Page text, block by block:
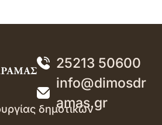
25213 50600
info@dimosdr
amas.gr
δημοτικών